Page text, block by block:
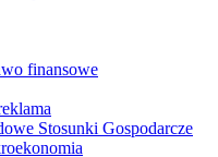
finansowe
Stosunki Gospodarcze